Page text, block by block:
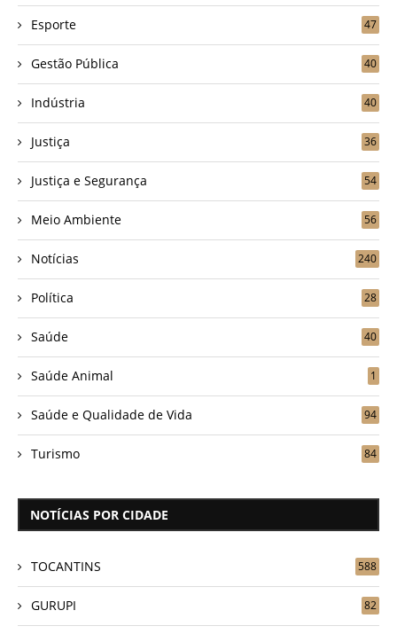
Esporte 47
Gestão Pública 40
Indústria 40
Justiça 36
Justiça e Segurança 54
Meio Ambiente 56
Notícias 240
Política 28
Saúde 40
Saúde Animal 1
Saúde e Qualidade de Vida 94
Turismo 84
NOTÍCIAS POR CIDADE
TOCANTINS 588
GURUPI 82